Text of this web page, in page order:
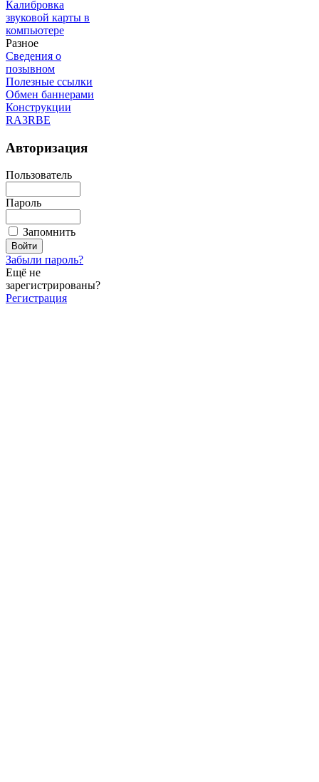
Калибровка
звуковой карты в
компьютере
Разное
Сведения о
позывном
Полезные ссылки
Обмен баннерами
Конструкции
RA3RBE
Авторизация
Пользователь
Пароль
Запомнить
Забыли пароль?
Ещё не
зарегистрированы?
Регистрация